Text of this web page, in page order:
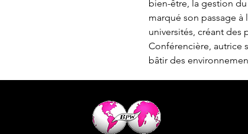
bien-être, la gestion
marqué son passage
universités, créant des
Conférencière, autrice
bâtir des